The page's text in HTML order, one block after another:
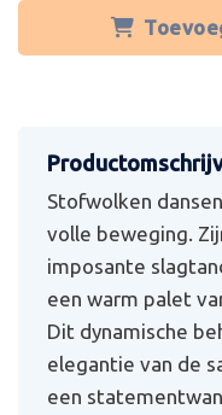
Stofwolken
volle beweging.
imposante
een warm palet
Dit dynamische
elegantie van de
een